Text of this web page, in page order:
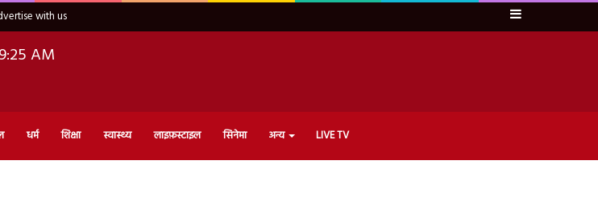
with us Sidebar
AM
धर्म शिक्षा स्वास्थ्य लाइफ़स्टाइल सिनेमा अन्य LIVE TV